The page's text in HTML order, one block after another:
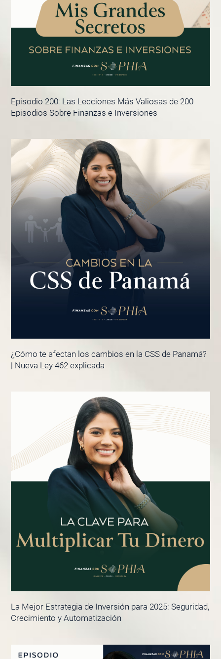
Episodio 200: Las Lecciones Más Valiosas de 200
Episodios Sobre Finanzas e Inversiones
¿Cómo te afectan los cambios en la CSS de Panamá?
| Nueva Ley 462 explicada
La Mejor Estrategia de Inversión para 2025: Seguridad,
Crecimiento y Automatización